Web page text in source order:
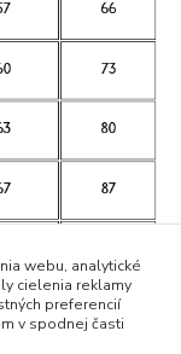
webu, analytické
cielenia reklamy
preferencií
v spodnej časti